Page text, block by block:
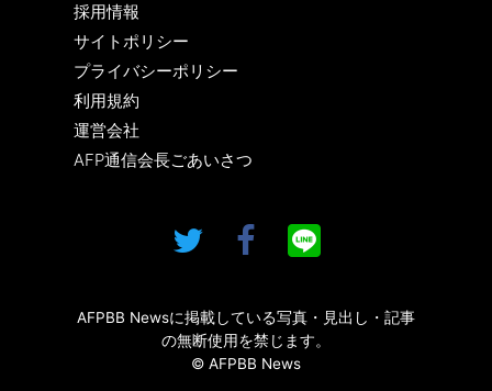
採用情報
サイトポリシー
プライバシーポリシー
利用規約
運営会社
AFP通信会長ごあいさつ
AFPBB Newsに掲載している写真・見出し・記事
の無断使用を禁じます。
© AFPBB News